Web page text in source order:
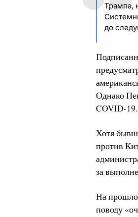
Трампа,
до
Однако
COVID-19.
Хотя
против
за
На
поводу